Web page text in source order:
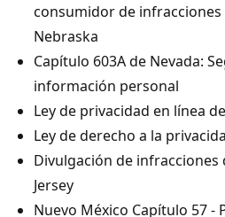
consumidor de
Nebraska
Capítulo 603A de Nevada:
información personal
Ley de privacidad en línea
Ley de derecho a la
Divulgación de infracciones
Jersey
Nuevo México Capítulo 57 -